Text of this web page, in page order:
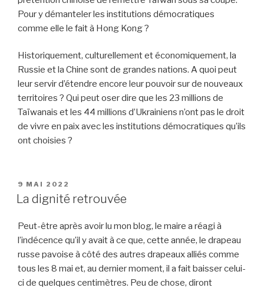
Pour y démanteler les institutions démocratiques
comme elle le fait à Hong Kong ?
Historiquement, culturellement et économiquement, la
Russie et la Chine sont de grandes nations. A quoi peut
leur servir d’étendre encore leur pouvoir sur de nouveaux
territoires ? Qui peut oser dire que les 23 millions de
Taïwanais et les 44 millions d’Ukrainiens n’ont pas le droit
de vivre en paix avec les institutions démocratiques qu’ils
ont choisies ?
PUBLIÉ
LE
9 MAI 2022
La dignité retrouvée
Peut-être après avoir lu mon blog, le maire a réagi à
l’indécence qu’il y avait à ce que, cette année, le drapeau
russe pavoise à côté des autres drapeaux alliés comme
tous les 8 mai et, au dernier moment, il a fait baisser celui-
ci de quelques centimètres. Peu de chose, diront